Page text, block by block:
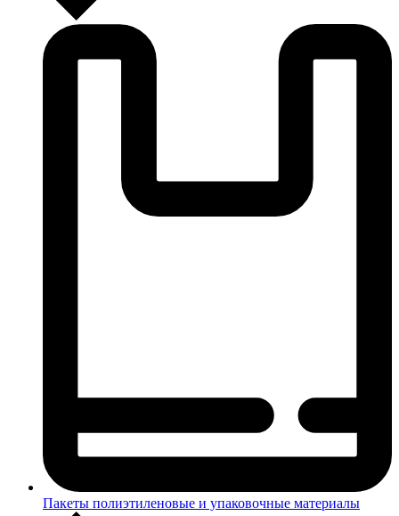
Пакеты полиэтиленовые и упаковочные материалы